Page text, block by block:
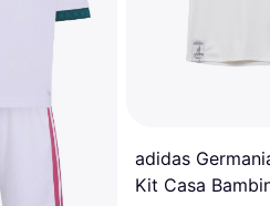
adidas
Kit Casa